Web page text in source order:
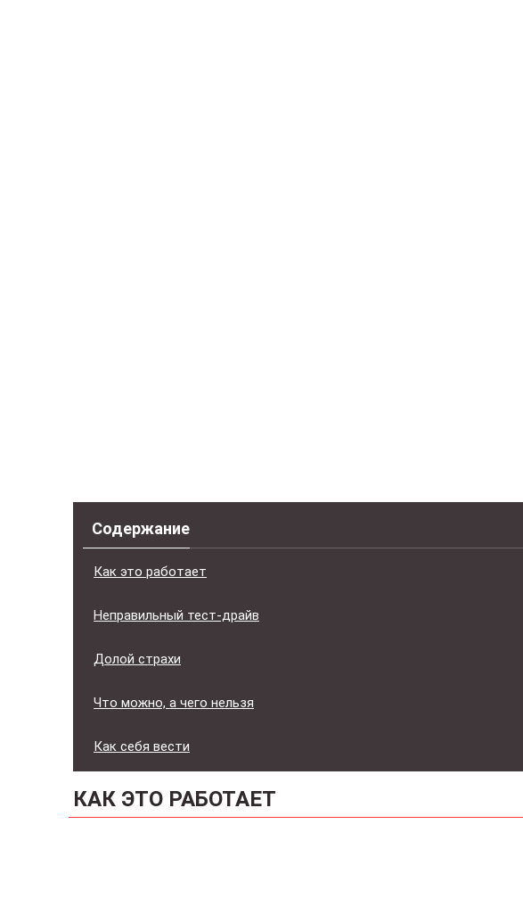
Содержание
Как это работает
Неправильный тест-драйв
Долой страхи
Что можно, а чего нельзя
Как себя вести
КАК ЭТО РАБОТАЕТ